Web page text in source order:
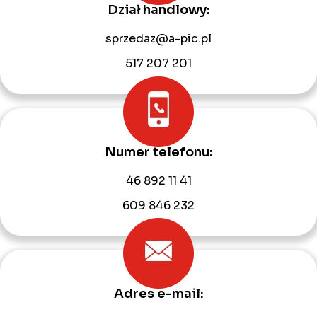
Dział handlowy:
sprzedaz@a-pic.pl
517 207 201
Numer telefonu:
46 892 11 41
609 846 232
Adres e-mail: